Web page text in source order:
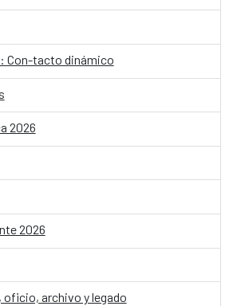
Con-tacto dinámico
2026
2026
oficio, archivo y legado